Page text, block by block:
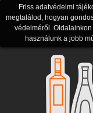
Friss adatvédelmi
megtalálod, hogyan
védelméről. Oldalainkon
használunk a jobb